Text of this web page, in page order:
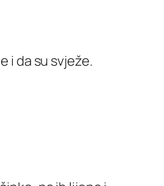
i da su svježe.